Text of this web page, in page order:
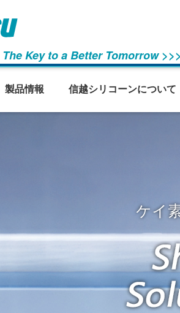
The Key to a Better Tomorrow >>>
製品情報 信越シリコーンについて
ケイ